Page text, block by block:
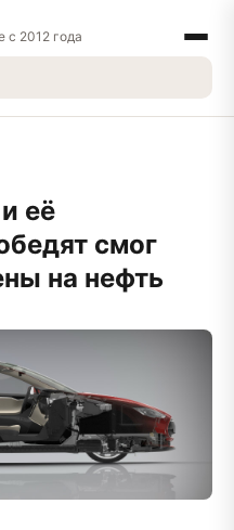
с 2012 года
её
смог
на нефть